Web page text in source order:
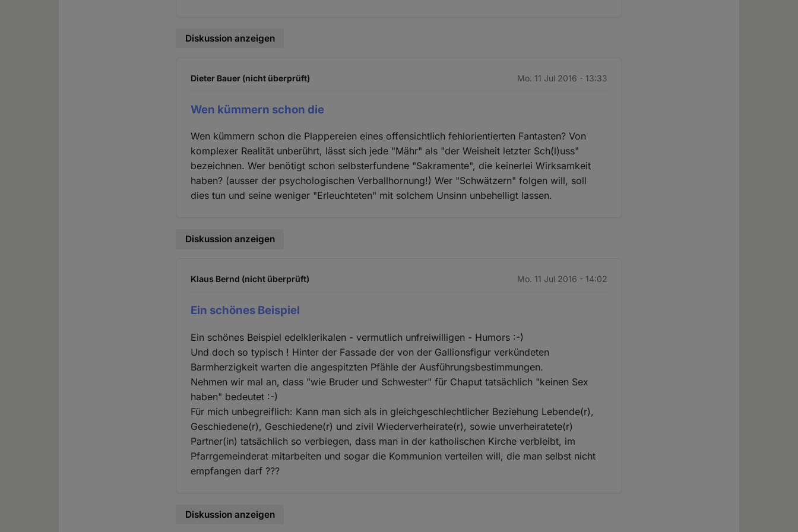
Diskussion anzeigen
Dieter Bauer (nicht überprüft) Mo. 11 Jul 2016 - 13:33
Wen kümmern schon die
Wen kümmern schon die Plappereien eines offensichtlich fehlorientierten Fantasten? Von
komplexer Realität unberührt, lässt sich jede "Mähr" als "der Weisheit letzter Sch(l)uss"
bezeichnen. Wer benötigt schon selbsterfundene "Sakramente", die keinerlei Wirksamkeit
haben? (ausser der psychologischen Verballhornung!) Wer "Schwätzern" folgen will, soll
dies tun und seine weniger "Erleuchteten" mit solchem Unsinn unbehelligt lassen.
Diskussion anzeigen
Klaus Bernd (nicht überprüft) Mo. 11 Jul 2016 - 14:02
Ein schönes Beispiel
Ein schönes Beispiel edelklerikalen - vermutlich unfreiwilligen - Humors :-)
Und doch so typisch ! Hinter der Fassade der von der Gallionsfigur verkündeten
Barmherzigkeit warten die angespitzten Pfähle der Ausführungsbestimmungen.
Nehmen wir mal an, dass "wie Bruder und Schwester" für Chaput tatsächlich "keinen Sex
haben" bedeutet :-)
Für mich unbegreiflich: Kann man sich als in gleichgeschlechtlicher Beziehung Lebende(r),
Geschiedene(r), Geschiedene(r) und zivil Wiederverheirate(r), sowie unverheiratete(r)
Partner(in) tatsächlich so verbiegen, dass man in der katholischen Kirche verbleibt, im
Pfarrgemeinderat mitarbeiten und sogar die Kommunion verteilen will, die man selbst nicht
empfangen darf ???
Diskussion anzeigen